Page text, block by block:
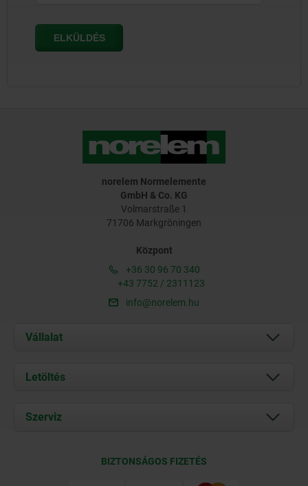
norelem Normelemente
GmbH & Co. KG
Volmarstraße 1
71706 Markgröningen
Központ
+36 30 96 70 340
+43 7752 / 2311123
info@norelem.hu
Vállalat
Rólunk
Kapcsolat
Letöltés
Documents
Szerviz
BIZTONSÁGOS FIZETÉS